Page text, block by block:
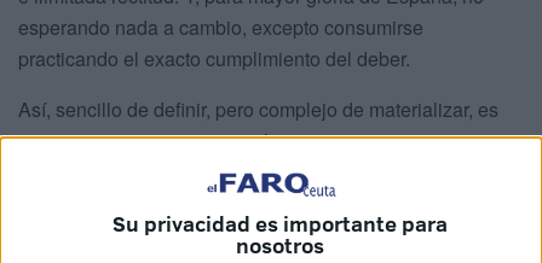
Su privacidad es importante para
nosotros
esperando nada a cambio, excepto consumirse
practicando el exacto cumplimiento del deber.
Así, sencillo de definir, pero complejo de materializar, es
como comienza esta narración en un escenario inmerso en
saqueos, sitios y batallas, con cientos por miles de
personas padeciendo la tragedia del cautiverio y el
tormento, hasta ver cumplidos el imparable avance turco